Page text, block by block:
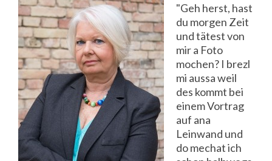
"Geh herst, hast
du morgen Zeit
und tätest von
mir a Foto
mochen? I brezl
mi aussa weil
des kommt bei
einem Vortrag
auf ana
Leinwand und
do mechat ich